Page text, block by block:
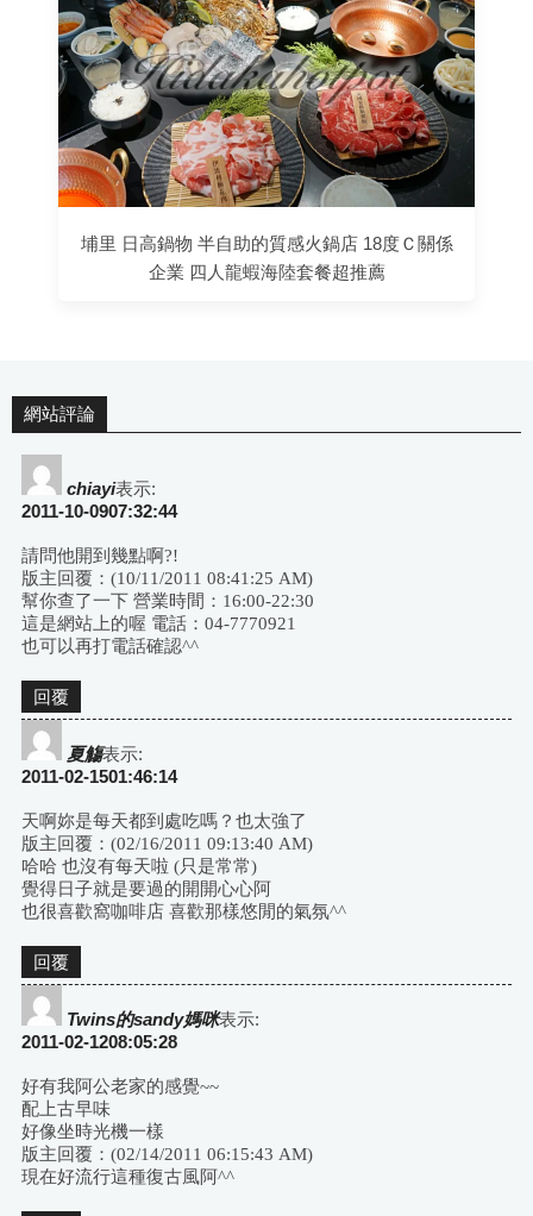
埔里 日高鍋物 半自助的質感火鍋店 18度Ｃ關係
企業 四人龍蝦海陸套餐超推薦
網站評論
chiayi表示:
2011-10-0907:32:44
請問他開到幾點啊?!
版主回覆：(10/11/2011 08:41:25 AM)
幫你查了一下 營業時間：16:00-22:30
這是網站上的喔 電話：04-7770921
也可以再打電話確認^^
回覆
夏觴表示:
2011-02-1501:46:14
天啊妳是每天都到處吃嗎？也太強了
版主回覆：(02/16/2011 09:13:40 AM)
哈哈 也沒有每天啦 (只是常常)
覺得日子就是要過的開開心心阿
也很喜歡窩咖啡店 喜歡那樣悠閒的氣氛^^
回覆
Twins的sandy媽咪表示:
2011-02-1208:05:28
好有我阿公老家的感覺~~
配上古早味
好像坐時光機一樣
版主回覆：(02/14/2011 06:15:43 AM)
現在好流行這種復古風阿^^